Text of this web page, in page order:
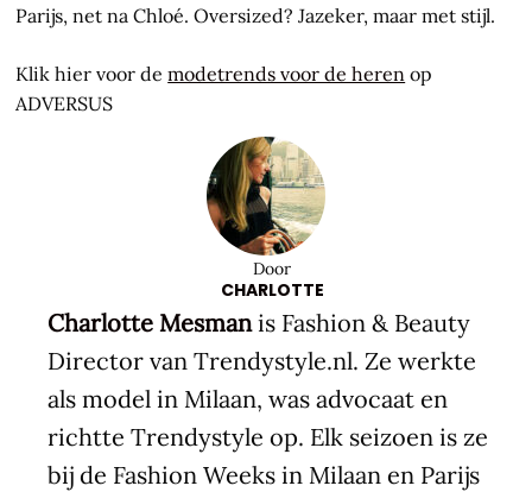
Parijs, net na Chloé. Oversized? Jazeker, maar met stijl.
Klik hier voor demodetrends voor de heren op
ADVERSUS
Door
CHARLOTTE
Charlotte Mesmanis Fashion & Beauty
Director van Trendystyle.nl. Ze werkte
als model in Milaan, was advocaat en
richtte Trendystyle op. Elk seizoen is ze
bij de Fashion Weeks in Milaan en Parijs